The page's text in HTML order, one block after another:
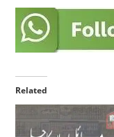
Related